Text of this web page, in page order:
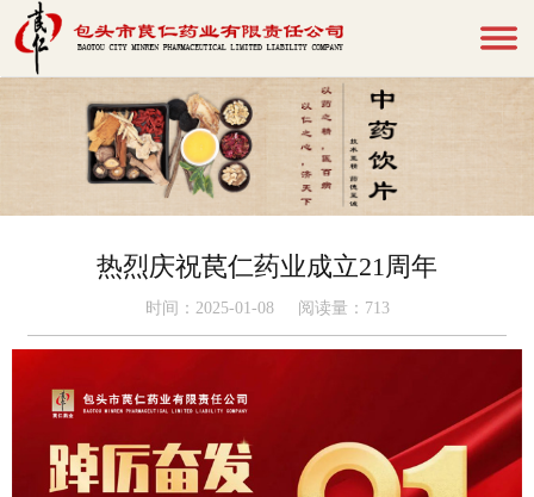
热烈庆祝苠仁药业成立21周年
时间：2025-01-08 阅读量： 713